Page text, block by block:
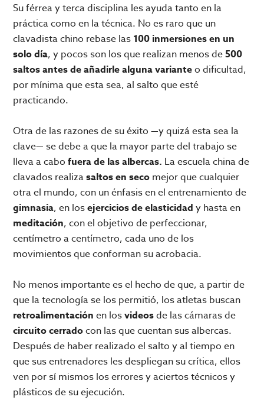
Su férrea y terca disciplina les ayuda tanto en la
práctica como en la técnica. No es raro que un
clavadista chino rebase las 100 inmersiones en un
solo día, y pocos son los que realizan menos de500
saltosantes de añadirle alguna varianteo dificultad,
por mínima que esta sea, al salto que esté
practicando.
Otra de las razones de su éxito —y quizá esta sea la
clave— se debe a que la mayor parte del trabajo se
lleva a cabofuera de las albercas. La escuela china de
clavados realizasaltos en seco mejor que cualquier
otra el mundo, con un énfasis en el entrenamiento de
gimnasia, en losejercicios de elasticidad y hasta en
meditación, con el objetivo de perfeccionar,
centímetro a centímetro, cada uno de los
movimientos que conforman su acrobacia.
No menos importante es el hecho de que, a partir de
que la tecnología se los permitió, los atletas buscan
retroalimentación en losvideosde las cámaras de
circuito cerradocon las que cuentan sus albercas.
Después de haber realizado el salto y al tiempo en
que sus entrenadores les despliegan su crítica, ellos
ven por sí mismos los errores y aciertos técnicos y
plásticos de su ejecución.